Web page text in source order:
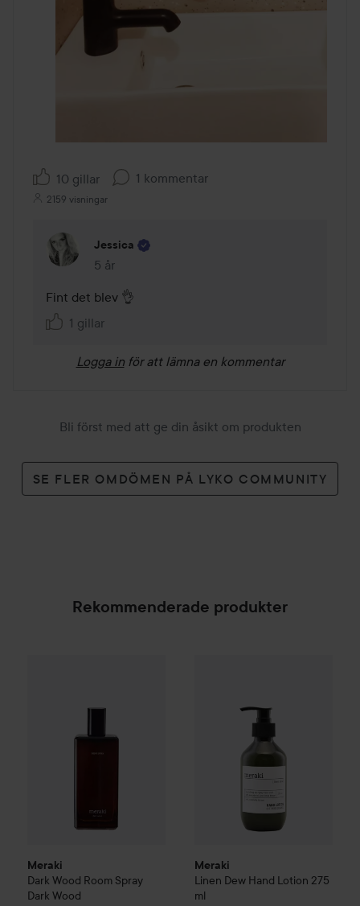
10 gillar 1 kommentar
2159 visningar
Jessica
5 år
Kommentaren lades 5 år
Fint det blev 👌
1 gillar
Logga in för att lämna en kommentar
Bli först med att ge din åsikt om produkten
SE FLER OMDÖMEN PÅ LYKO COMMUNITY
Rekommenderade produkter
Meraki
Dark Wood Room Spray
Dark Wood
Meraki
Linen Dew Hand Lotion 275
ml